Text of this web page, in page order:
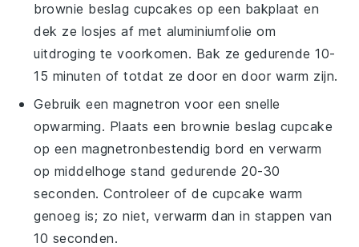
brownie beslag cupcakes op een bakplaat en
dek ze losjes af met aluminiumfolie om
uitdroging te voorkomen. Bak ze gedurende 10-
15 minuten of totdat ze door en door warm zijn.
Gebruik een magnetron voor een snelle
opwarming. Plaats een brownie beslag cupcake
op een magnetronbestendig bord en verwarm
op middelhoge stand gedurende 20-30
seconden. Controleer of de cupcake warm
genoeg is; zo niet, verwarm dan in stappen van
10 seconden.